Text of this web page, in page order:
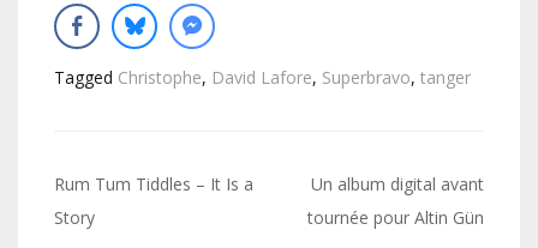
Tagged Christophe, David Lafore, Superbravo, tanger
Navigation
de
Rum Tum Tiddles – It Is a
Story
Un album digital avant
tournée pour Altin Gün